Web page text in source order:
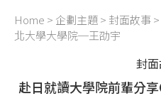
Home > 企劃主題> 封面故事>
北大學大學院─王劭宇
封
赴日就讀大學院前輩分